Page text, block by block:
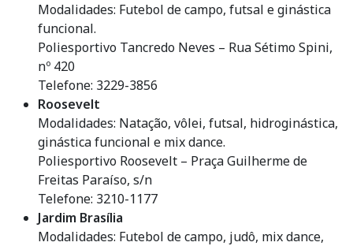
Modalidades: Futebol de campo, futsal e ginástica
funcional.
Poliesportivo Tancredo Neves – Rua Sétimo Spini,
nº 420
Telefone: 3229-3856
Roosevelt
Modalidades: Natação, vôlei, futsal, hidroginástica,
ginástica funcional e mix dance.
Poliesportivo Roosevelt – Praça Guilherme de
Freitas Paraíso, s/n
Telefone: 3210-1177
Jardim Brasília
Modalidades: Futebol de campo, judô, mix dance,